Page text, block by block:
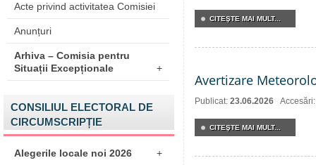
Acte privind activitatea Comisiei
Anunțuri
Arhiva – Comisia pentru
Situații Excepționale
+
CONSILIUL ELECTORAL DE
CIRCUMSCRIPȚIE
Alegerile locale noi 2026 +
CITEŞTE MAI MULT...
Avertizare
Publicat: 23.06.2026
CITEŞTE MAI MULT...